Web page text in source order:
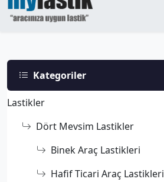
Kategoriler
Lastikler
Dört Mevsim Lastikler
Binek Araç Lastikleri
Hafif Ticari Araç Lastikleri